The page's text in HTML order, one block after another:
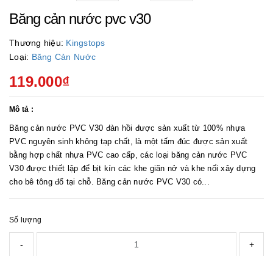
Băng cản nước pvc v30
Thương hiệu: Kingstops
Loại: Băng Cản Nước
119.000₫
Mô tả :
Băng cản nước PVC V30 đàn hồi được sản xuất từ 100% nhựa
PVC nguyên sinh không tạp chất, là một tấm đúc được sản xuất
bằng hợp chất nhựa PVC cao cấp, các loại băng cản nước PVC
V30 được thiết lập để bịt kín các khe giãn nở và khe nối xây dựng
cho bê tông đổ tại chỗ. Băng cản nước PVC V30 có...
Số lượng
- +